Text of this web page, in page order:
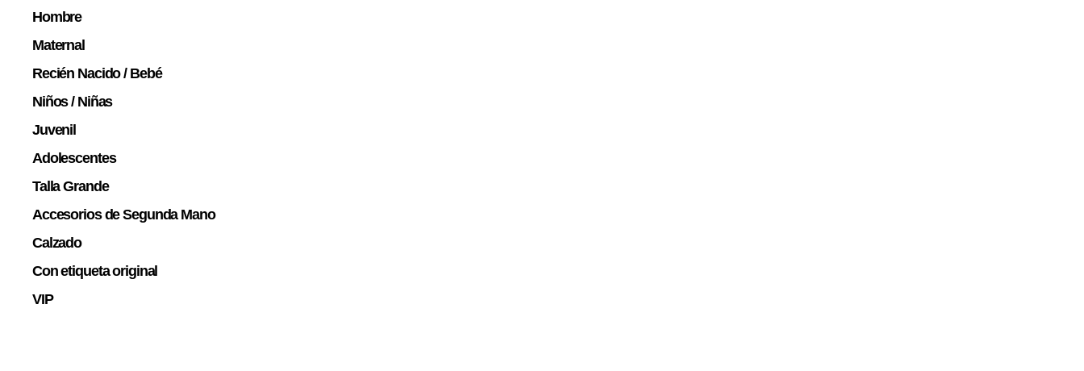
Hombre
Maternal
Recién Nacido / Bebé
Niños / Niñas
Juvenil
Adolescentes
Talla Grande
Accesorios de Segunda Mano
Calzado
Con etiqueta original
VIP